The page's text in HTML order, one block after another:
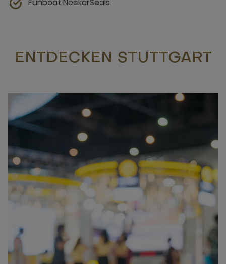
ENTDECKEN STUTTGART